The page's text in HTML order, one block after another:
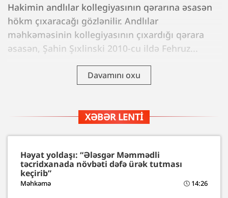
Hakimin andlılar kollegiyasının qərarına əsasən
hökm çıxaracağı gözlənilir. Andlılar
məhkəməsinin kollegiyasının çıxardığı qərara
əsasən, Şahin Şıxlinski 2010-cu ildə Fehruz...
Davamını oxu
XƏBƏR LENTI
Həyat yoldaşı: “Ələsgər Məmmədli
təcridxanada növbəti dəfə ürək tutması
keçirib”
Məhkəmə 14:26